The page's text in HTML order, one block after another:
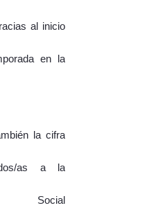
al inicio
en la
la cifra
as a la
Social